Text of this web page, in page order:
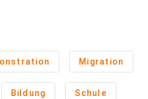
Migration
Bildung Schule